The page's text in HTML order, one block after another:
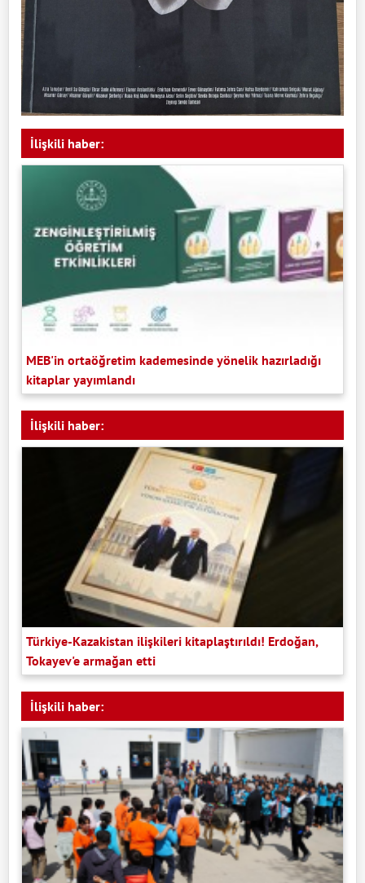
İlişkili haber:
MEB'in ortaöğretim kademesinde yönelik hazırladığı
kitaplar yayımlandı
İlişkili haber:
Türkiye-Kazakistan ilişkileri kitaplaştırıldı! Erdoğan,
Tokayev'e armağan etti
İlişkili haber: